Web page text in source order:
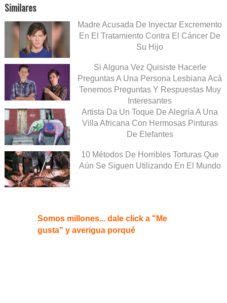
Similares
Madre Acusada De Inyectar Excremento
En El Tratamiento Contra El Cáncer De
Su Hijo
Si Alguna Vez Quisiste Hacerle
Preguntas A Una Persona Lesbiana Acá
Tenemos Preguntas Y Respuestas Muy
Interesantes
Artista Da Un Toque De Alegría A Una
Villa Africana Con Hermosas Pinturas
De Elefantes
10 Métodos De Horribles Torturas Que
Aún Se Siguen Utilizando En El Mundo
Somos millones... dale click a "Me
gusta" y averigua porqué